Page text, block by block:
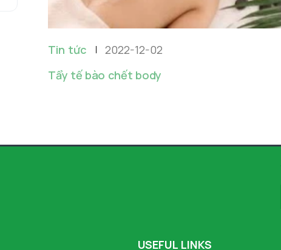
Tin tức
2022-12-02
Tẩy tế bào chết body
USEFUL LINKS